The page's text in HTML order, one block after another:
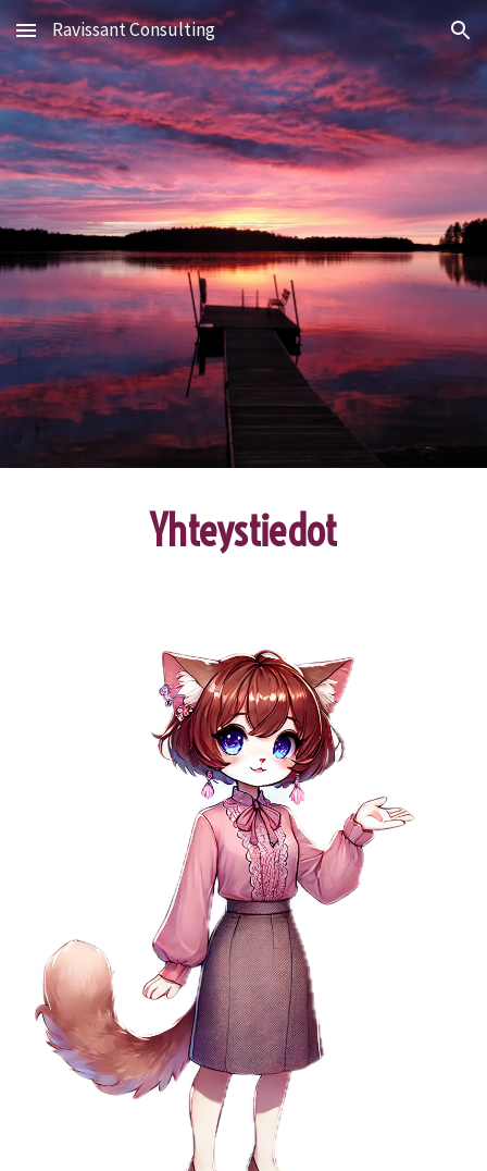
Skip to main content Skip to navigation
Ravissant Consulting
Yhteystiedot